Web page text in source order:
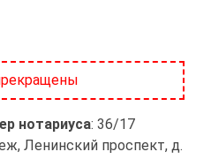
нотариуса: 36/17
Ленинский проспект, д.